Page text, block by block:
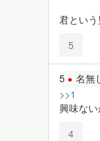
君とい
5
5 名無
>>1
興味ない
4